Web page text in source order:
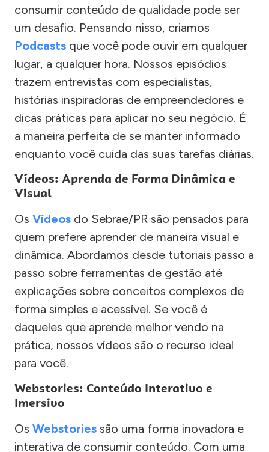
consumir conteúdo de qualidade pode ser
um desafio. Pensando nisso, criamos
Podcasts que você pode ouvir em qualquer
lugar, a qualquer hora. Nossos episódios
trazem entrevistas com especialistas,
histórias inspiradoras de empreendedores e
dicas práticas para aplicar no seu negócio. É
a maneira perfeita de se manter informado
enquanto você cuida das suas tarefas diárias.
Vídeos: Aprenda de Forma Dinâmica e
Visual
Os Vídeos do Sebrae/PR são pensados para
quem prefere aprender de maneira visual e
dinâmica. Abordamos desde tutoriais passo a
passo sobre ferramentas de gestão até
explicações sobre conceitos complexos de
forma simples e acessível. Se você é
daqueles que aprende melhor vendo na
prática, nossos vídeos são o recurso ideal
para você.
Webstories: Conteúdo Interativo e
Imersivo
Os Webstories são uma forma inovadora e
interativa de consumir conteúdo. Com uma